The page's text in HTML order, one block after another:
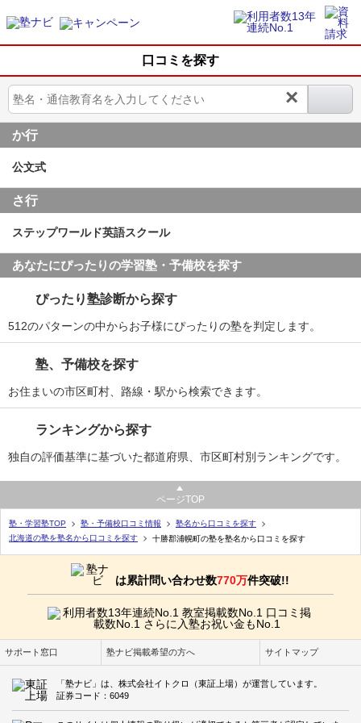
口コミを探す
×
か行
公文式
さ行
ステップワールド英語スクール
あなたにぴったりの学習塾・予備校を探す
ぴったり塾診断から探す
512のパターンの中からお子様にぴったりの塾を判定します。
塾、予備校を探す
お住まいの市区町村、路線・駅から検索できます。
ランキングから探す
独自の評価基準に基づいた都道府県、市区町村別ランキングです。
ページTOP
塾・学習塾TOP 塾・予備校口コミ情報
塾名から口コミを探す
北海道の塾を塾名から口コミを探す
十勝郡浦幌町の塾を塾名から口コミを探す
は累計問い合わせ数770万件突破!!
サポート窓口 塾ナビ掲載希望の方へ サイトマップ
「塾ナビ」は、株式会社イトクロ（東証上場）が運営しています。
証券コード：6049